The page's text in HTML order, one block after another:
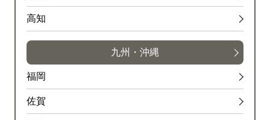
高知
九州・沖縄
福岡
佐賀